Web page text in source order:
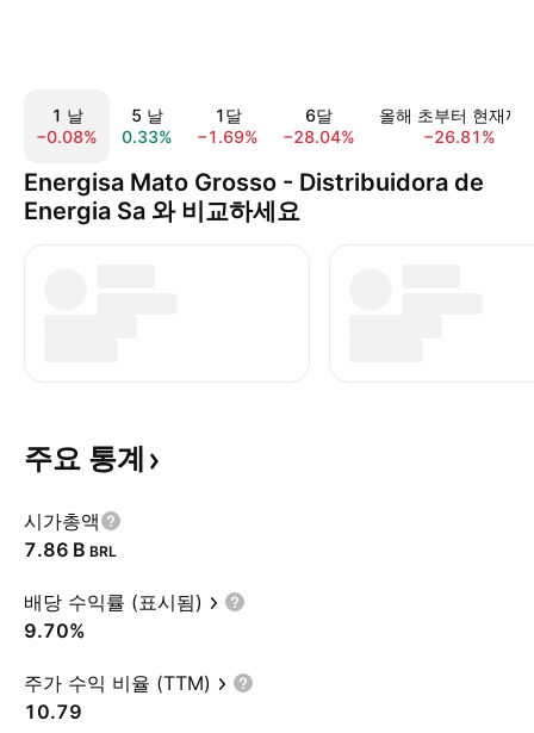
1 날
−0.08%
5 날
0.33%
1달
−1.69%
6달
−28.04%
올해 초부터 현재까
−26.81%
Energisa Mato Grosso - Distribuidora de
Energia Sa 와 비교하세요
주요 통계
시가총액
‪7.86 B‬ BRL
배당 수익률 (표시됨)
9.70%
주가 수익 비율 (TTM)
10.79